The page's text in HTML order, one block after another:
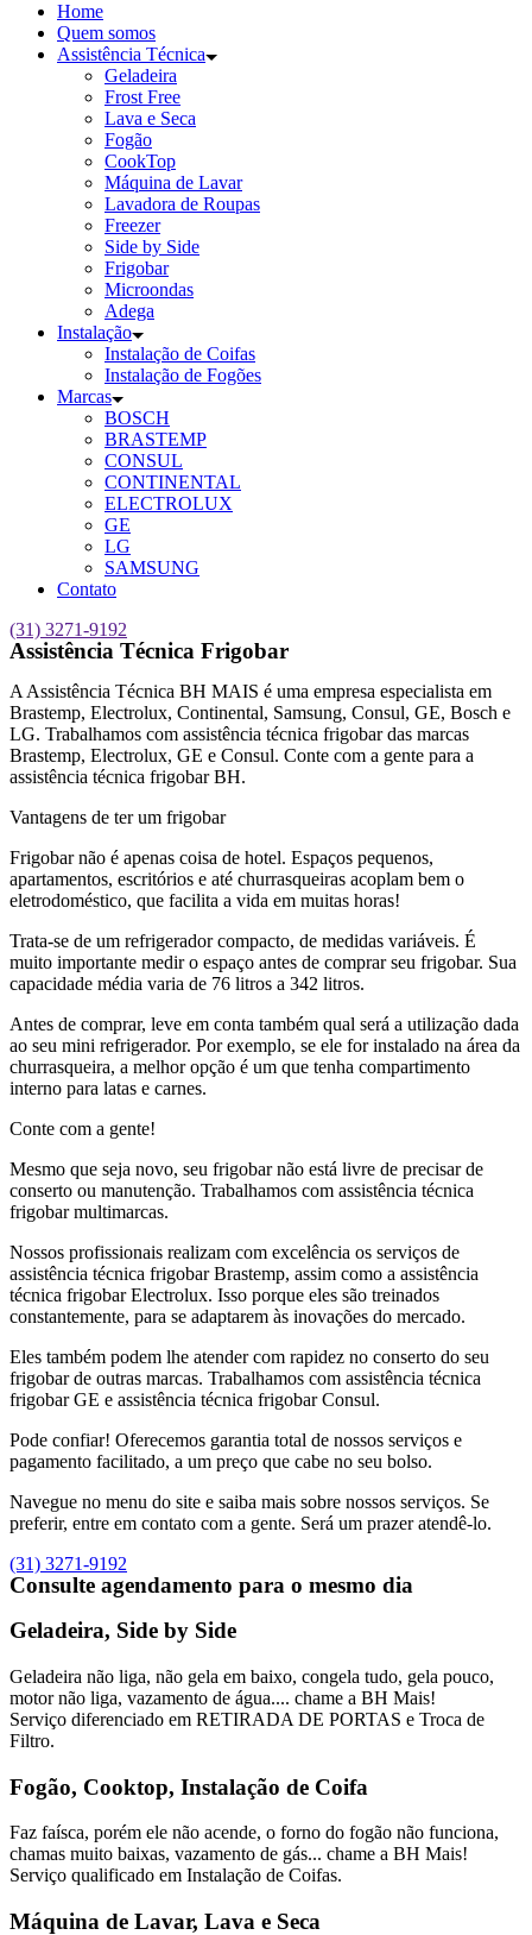
Home
Quem somos
Assistência Técnica
Geladeira
Frost Free
Lava e Seca
Fogão
CookTop
Máquina de Lavar
Lavadora de Roupas
Freezer
Side by Side
Frigobar
Microondas
Adega
Instalação
Instalação de Coifas
Instalação de Fogões
Marcas
BOSCH
BRASTEMP
CONSUL
CONTINENTAL
ELECTROLUX
GE
LG
SAMSUNG
Contato
(31) 3271-9192
Assistência Técnica Frigobar
A Assistência Técnica BH MAIS é uma empresa especialista em
Brastemp, Electrolux, Continental, Samsung, Consul, GE, Bosch e
LG. Trabalhamos com assistência técnica frigobar das marcas
Brastemp, Electrolux, GE e Consul. Conte com a gente para a
assistência técnica frigobar BH.
Vantagens de ter um frigobar
Frigobar não é apenas coisa de hotel. Espaços pequenos,
apartamentos, escritórios e até churrasqueiras acoplam bem o
eletrodoméstico, que facilita a vida em muitas horas!
Trata-se de um refrigerador compacto, de medidas variáveis. É
muito importante medir o espaço antes de comprar seu frigobar. Sua
capacidade média varia de 76 litros a 342 litros.
Antes de comprar, leve em conta também qual será a utilização dada
ao seu mini refrigerador. Por exemplo, se ele for instalado na área da
churrasqueira, a melhor opção é um que tenha compartimento
interno para latas e carnes.
Conte com a gente!
Mesmo que seja novo, seu frigobar não está livre de precisar de
conserto ou manutenção. Trabalhamos com assistência técnica
frigobar multimarcas.
Nossos profissionais realizam com excelência os serviços de
assistência técnica frigobar Brastemp, assim como a assistência
técnica frigobar Electrolux. Isso porque eles são treinados
constantemente, para se adaptarem às inovações do mercado.
Eles também podem lhe atender com rapidez no conserto do seu
frigobar de outras marcas. Trabalhamos com assistência técnica
frigobar GE e assistência técnica frigobar Consul.
Pode confiar! Oferecemos garantia total de nossos serviços e
pagamento facilitado, a um preço que cabe no seu bolso.
Navegue no menu do site e saiba mais sobre nossos serviços. Se
preferir, entre em contato com a gente. Será um prazer atendê-lo.
(31) 3271-9192
Consulte agendamento para o mesmo dia
Geladeira, Side by Side
Geladeira não liga, não gela em baixo, congela tudo, gela pouco,
motor não liga, vazamento de água.... chame a BH Mais!
Serviço diferenciado em RETIRADA DE PORTAS e Troca de
Filtro.
Fogão, Cooktop, Instalação de Coifa
Faz faísca, porém ele não acende, o forno do fogão não funciona,
chamas muito baixas, vazamento de gás... chame a BH Mais!
Serviço qualificado em Instalação de Coifas.
Máquina de Lavar, Lava e Seca